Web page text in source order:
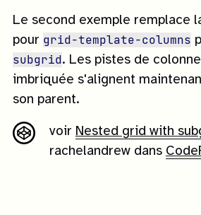
Le second exemple remplace
pour grid-template-columns
subgrid. Les pistes de
imbriquée s'alignent
son parent.
voir Nested grid with
rachelandrew dans